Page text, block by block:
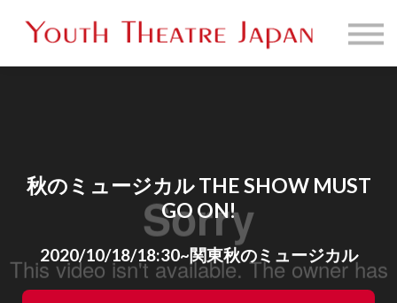
販売映像一覧
お問い合わせ
秋のミュージカル THE SHOW MUST
GO ON!
2020/10/18/18:30~関東秋のミュージカル